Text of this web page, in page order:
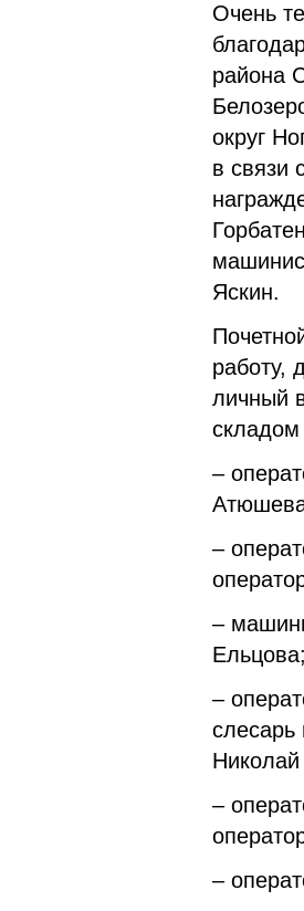
Очень
района
округ
в связи
Яскин.
работу,
личный
складом
–
–
–
–
слесарь
–
–